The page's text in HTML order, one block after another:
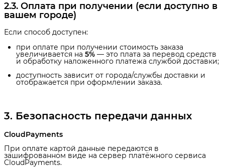
2.3. Оплата при получении (если доступно в
вашем городе)
Если способ доступен:
при оплате при получении стоимость заказа
увеличивается на 5% — это плата за перевод средств
и обработку наложенного платежа службой доставки;
доступность зависит от города/службы доставки и
отображается при оформлении заказа.
3. Безопасность передачи данных
CloudPayments
При оплате картой данные передаются в
зашифрованном виде на сервер платёжного сервиса
CloudPayments.